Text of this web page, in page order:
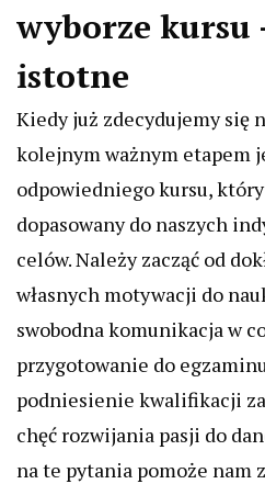
wyborze kursu
istotne
Kiedy już zdecydujemy się
kolejnym ważnym etapem
odpowiedniego kursu,
dopasowany do naszych
celów. Należy zacząć od
własnych motywacji do
swobodna komunikacja w
przygotowanie do
podniesienie kwalifikacji
chęć rozwijania pasji do
na te pytania pomoże nam